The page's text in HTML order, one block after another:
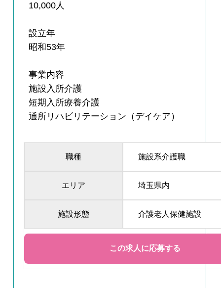
10,000人
設立年
昭和53年
事業内容
施設入所介護
短期入所療養介護
通所リハビリテーション（デイケア）
職種 施設系介護職
エリア 埼玉県内
施設形態 介護老人保健施設